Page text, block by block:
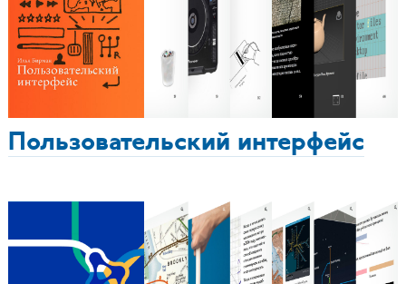
Пользовательский интерфейс